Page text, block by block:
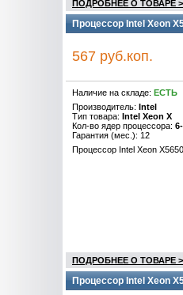
ПОДРОБНЕЕ О ТОВАРЕ
Процессор Intel Xeon
567 руб.коп.
Наличие на складе: ЕСТЬ
Производитель: Intel
Тип товара: Intel Xeon X
Кол-во ядер процессора:
Гарантия (мес.): 12
Процессор Intel Xeon
ПОДРОБНЕЕ О ТОВАРЕ
Процессор Intel Xeon